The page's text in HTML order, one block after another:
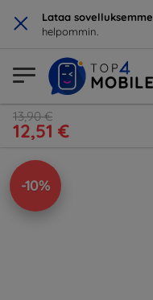
× Lataa sovelluksemme
helpommin.
13,90 €
12,51 €
-10%